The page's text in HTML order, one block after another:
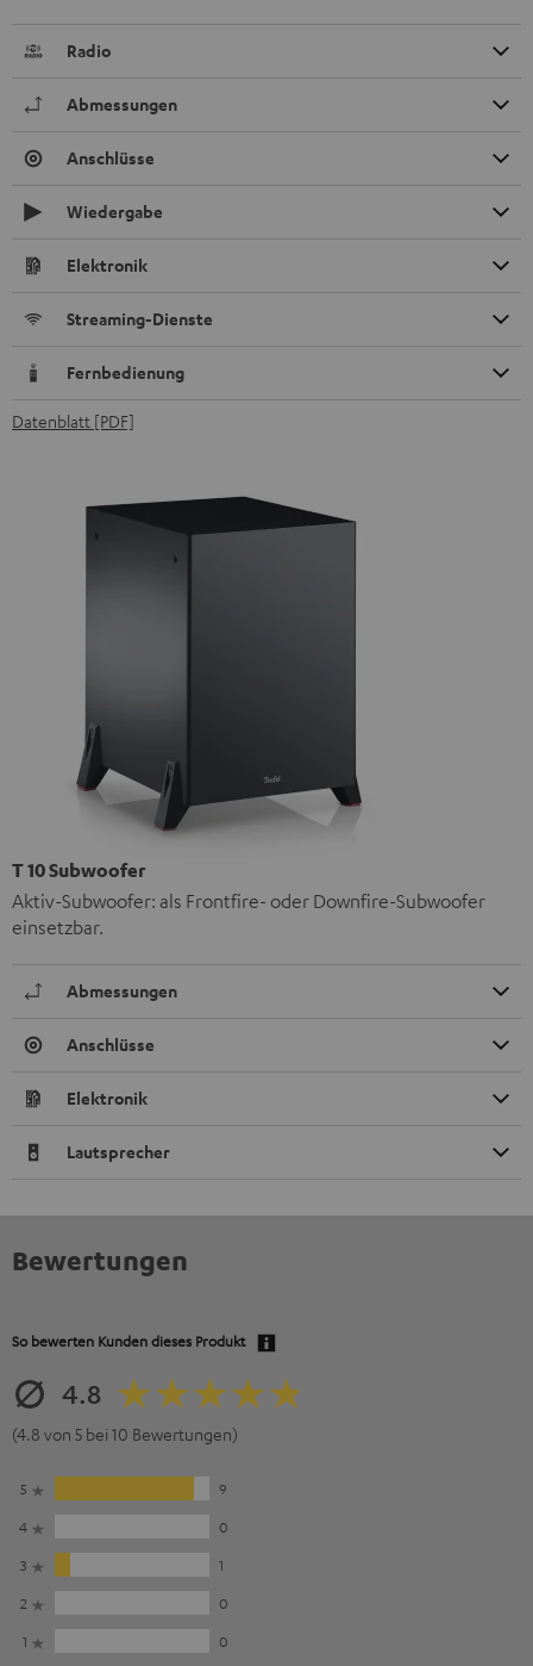
Radio
Abmessungen
Anschlüsse
Wiedergabe
Elektronik
Streaming-Dienste
Fernbedienung
Datenblatt [PDF]
T 10 Subwoofer
Aktiv-Subwoofer: als Frontfire- oder Downfire-Subwoofer
einsetzbar.
Abmessungen
Anschlüsse
Elektronik
Lautsprecher
Bewertungen
So bewerten Kunden dieses Produkt
4.8
(4.8 von 5 bei 10 Bewertungen)
5
9
4
0
3
1
2
0
1
0